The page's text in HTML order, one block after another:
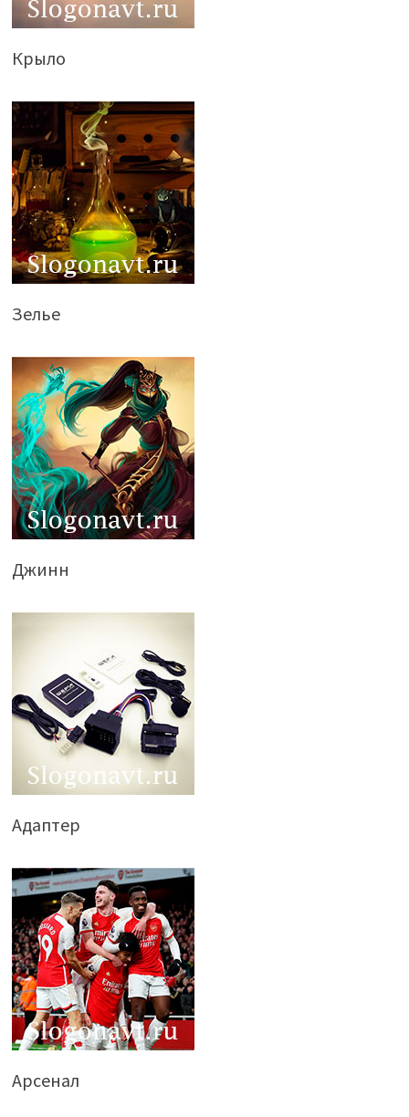
Крыло
Зелье
Джинн
Адаптер
Арсенал